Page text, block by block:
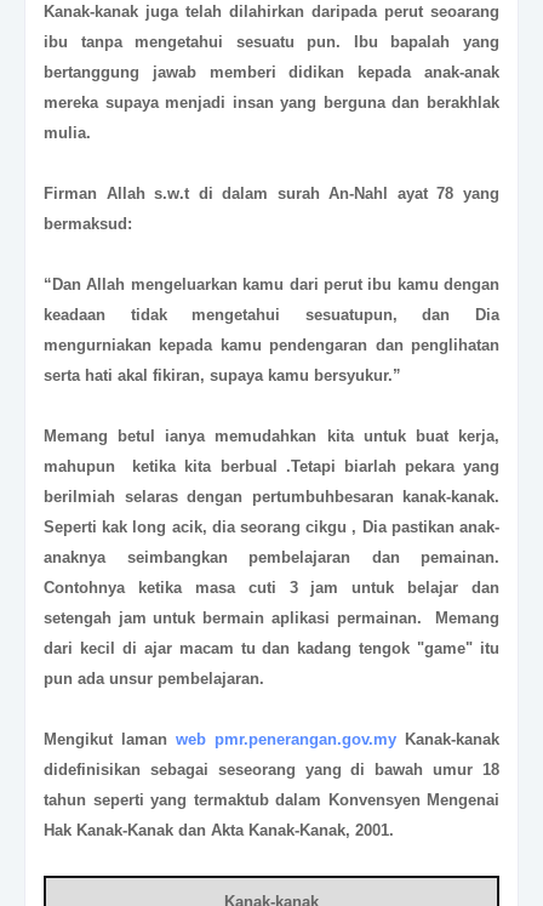
Kanak-kanak juga telah dilahirkan daripada perut seoarang
ibu tanpa mengetahui sesuatu pun. Ibu bapalah yang
bertanggung jawab memberi didikan kepada anak-anak
mereka supaya menjadi insan yang berguna dan berakhlak
mulia.
Firman Allah s.w.t di dalam surah An-Nahl ayat 78 yang
bermaksud:
“Dan Allah mengeluarkan kamu dari perut ibu kamu dengan
keadaan tidak mengetahui sesuatupun, dan Dia
mengurniakan kepada kamu pendengaran dan penglihatan
serta hati akal fikiran, supaya kamu bersyukur.”
Memang betul ianya memudahkan kita untuk buat kerja,
mahupun ketika kita berbual .Tetapi biarlah pekara yang
berilmiah selaras dengan pertumbuhbesaran kanak-kanak.
Seperti kak long acik, dia seorang cikgu , Dia pastikan anak-
anaknya seimbangkan pembelajaran dan pemainan.
Contohnya ketika masa cuti 3 jam untuk belajar dan
setengah jam untuk bermain aplikasi permainan. Memang
dari kecil di ajar macam tu dan kadang tengok "game" itu
pun ada unsur pembelajaran.
Mengikut laman web pmr.penerangan.gov.my Kanak-kanak
didefinisikan sebagai seseorang yang di bawah umur 18
tahun seperti yang termaktub dalam Konvensyen Mengenai
Hak Kanak-Kanak dan Akta Kanak-Kanak, 2001.
Kanak-kanak